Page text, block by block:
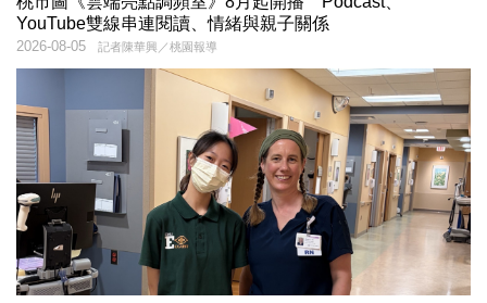
YouTube雙線串連閱讀、情緒與親子關係
記者陳華興／桃園報導
2026-08-05